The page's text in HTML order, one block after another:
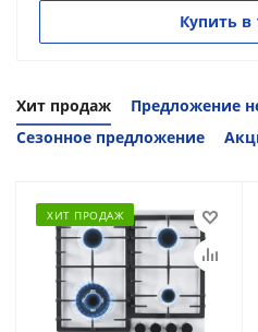
Купить в
Хит продаж
Предложение
Сезонное предложение
ХИТ ПРОДАЖ